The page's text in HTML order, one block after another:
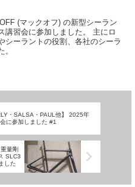
(マックオフ) の新型シーラン
講習会に参加しました。 主にロ
シーラントの役割、各社のシーラ
・SALSA・PAUL他】 2025年
に参加しました #1
量剛
SLC3
した